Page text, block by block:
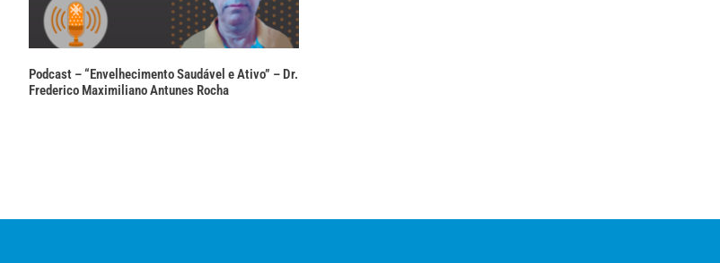
Podcast – “Envelhecimento Saudável e Ativo” – Dr.
Frederico Maximiliano Antunes Rocha